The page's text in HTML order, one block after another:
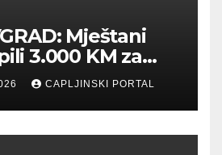
Mještani
3.000 KM za
u Mostaru
CAPLJINSKI PORTAL